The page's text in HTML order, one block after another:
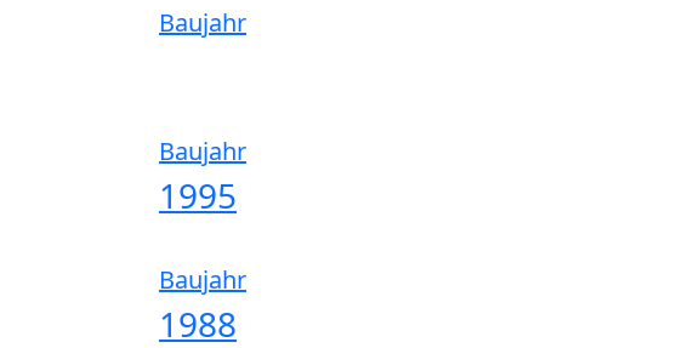
Baujahr
Baujahr
1995
Baujahr
1988